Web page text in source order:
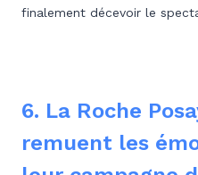
finalement décevoir le
6. La Roche
remuent les